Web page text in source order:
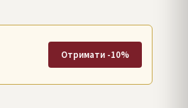
Отримати -10%